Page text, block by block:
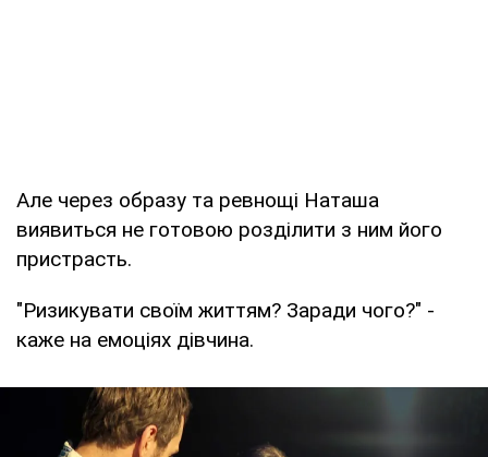
Але через образу та ревнощі Наташа
виявиться не готовою розділити з ним його
пристрасть.
"Ризикувати своїм життям? Заради чого?" -
каже на емоціях дівчина.